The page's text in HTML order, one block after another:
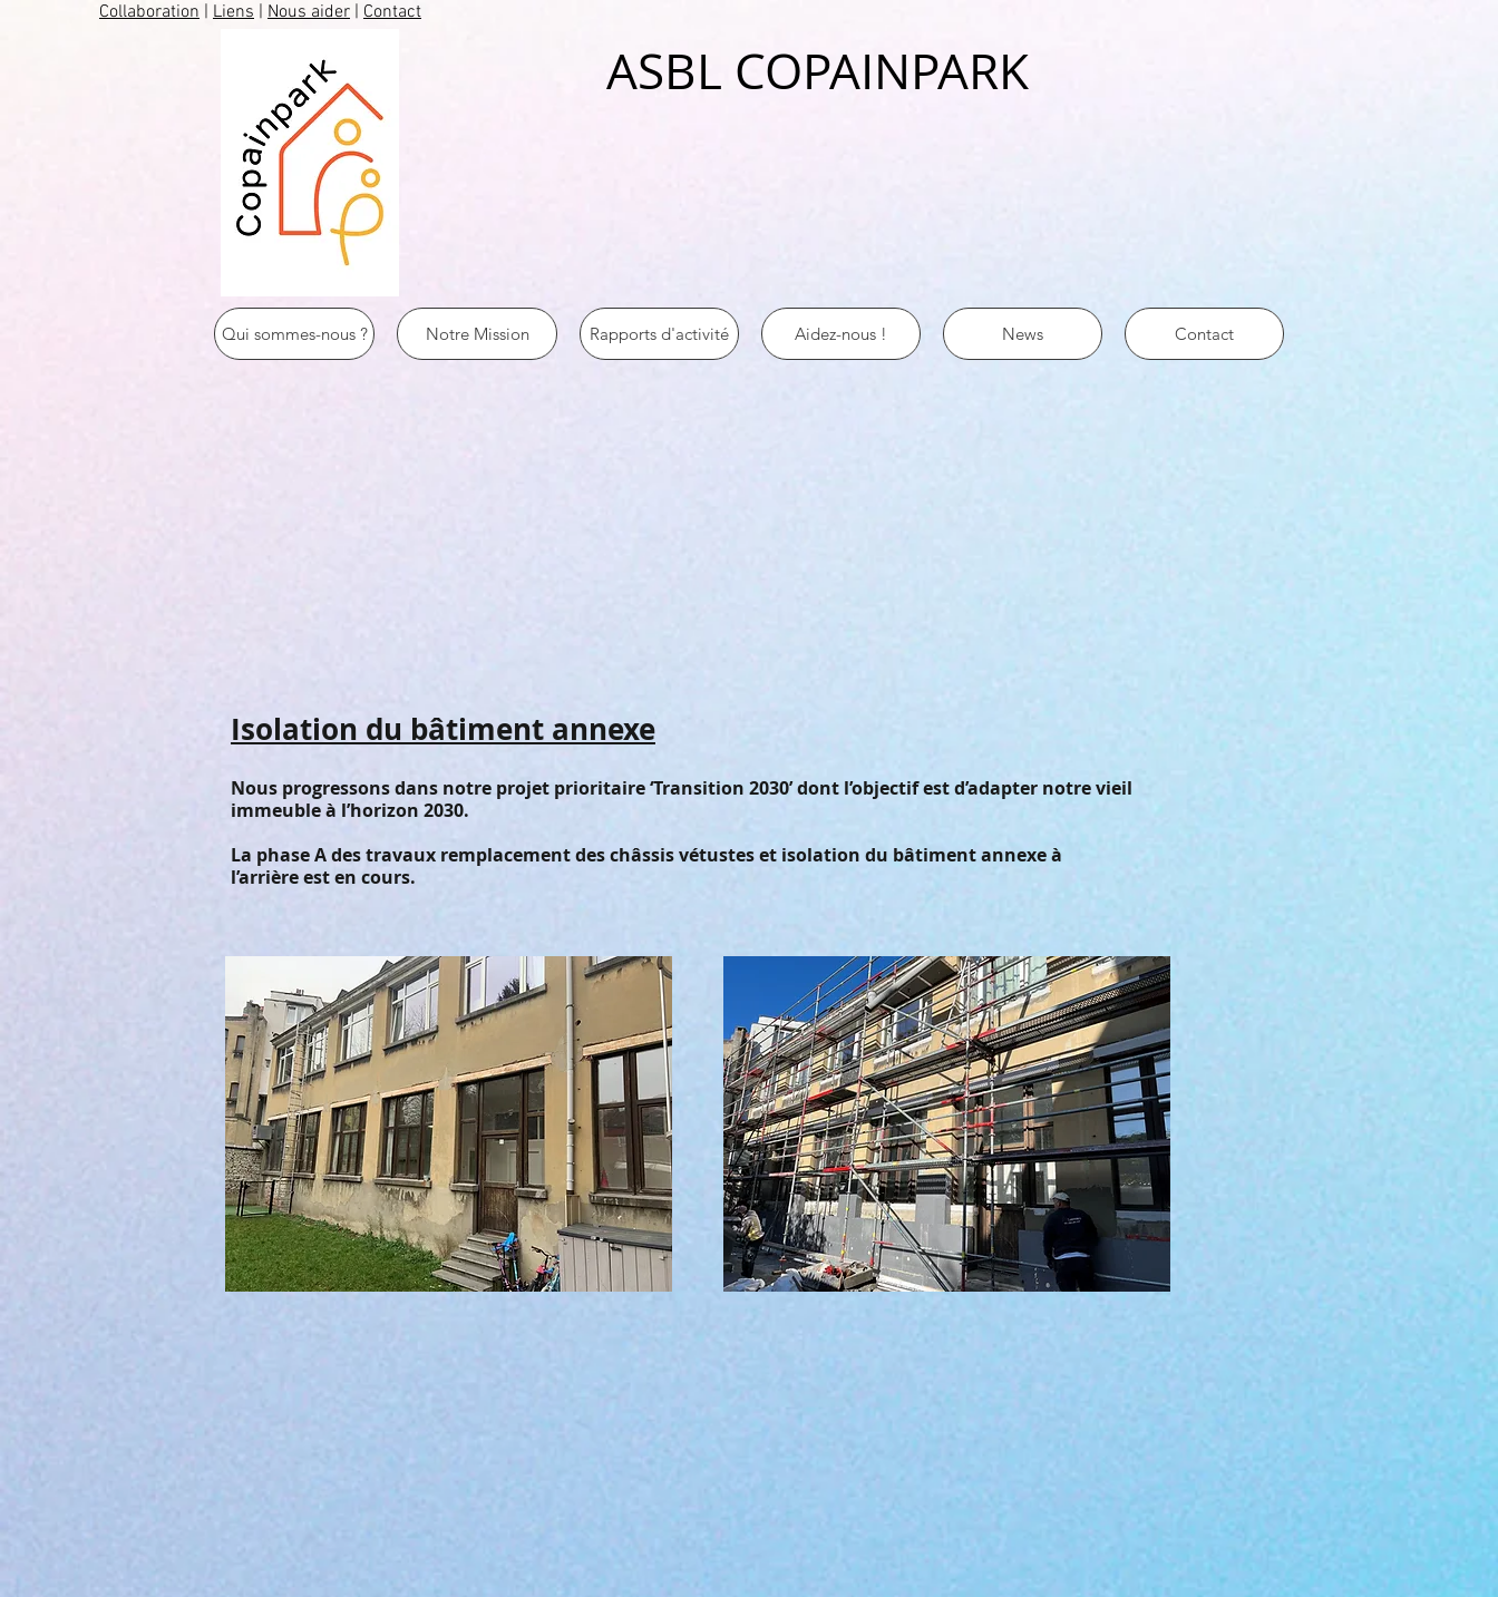
Collaboration | Liens | Nous aider | Contact
ASBL COPAINPARK
Qui sommes-nous ? Notre Mission Rapports d'activité Aidez-nous ! News Contact
Isolation du bâtiment annexe
Nous progressons dans notre projet prioritaire ‘Transition 2030’ dont l’objectif est d’adapter notre vieil
immeuble à l’horizon 2030.
La phase A des travaux remplacement des châssis vétustes et isolation du bâtiment annexe à
l’arrière est en cours.